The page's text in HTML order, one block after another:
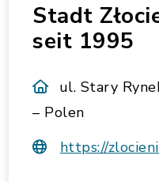
Stadt
seit 1995
ul. Stary
– Polen
https://